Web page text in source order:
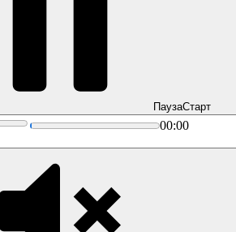
ПаузаСтарт
00:00